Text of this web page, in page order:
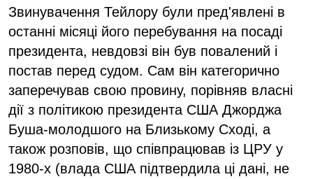
Звинувачення Тейлору були пред'явлені в
останні місяці його перебування на посаді
президента, невдовзі він був повалений і
постав перед судом. Сам він категорично
заперечував свою провину, порівняв власні
дії з політикою президента США Джорджа
Буша-молодшого на Близькому Сході, а
також розповів, що співпрацював із ЦРУ у
1980-х (влада США підтвердила ці дані, не